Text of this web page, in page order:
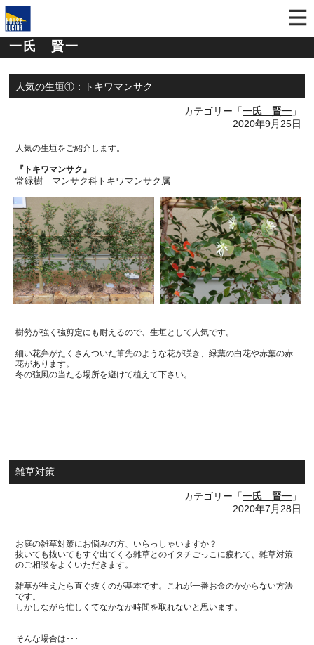
一氏 賢一
人気の生垣①：トキワマンサク
カテゴリー「一氏 賢一 」
2020年9月25日
人気の生垣をご紹介します。
『トキワマンサク』
常緑樹 マンサク科トキワマンサク属
樹勢が強く強剪定にも耐えるので、生垣として人気です。
細い花弁がたくさんついた筆先のような花が咲き、緑葉の白花や赤葉の赤
花があります。
冬の強風の当たる場所を避けて植えて下さい。
雑草対策
カテゴリー「一氏 賢一 」
2020年7月28日
お庭の雑草対策にお悩みの方、いらっしゃいますか？
抜いても抜いてもすぐ出てくる雑草とのイタチごっこに疲れて、雑草対策
のご相談をよくいただきます。
雑草が生えたら直ぐ抜くのが基本です。これが一番お金のかからない方法
です。
しかしながら忙しくてなかなか時間を取れないと思います。
そんな場合は･･･